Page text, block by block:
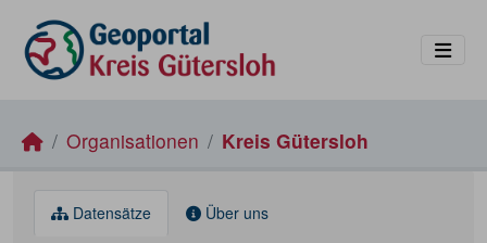
Organisationen Kreis Gütersloh
Datensätze Über uns